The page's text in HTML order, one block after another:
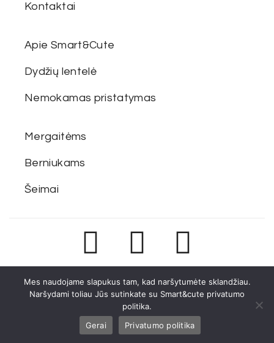
Kontaktai
Apie Smart&Cute
Dydžių lentelė
Nemokamas pristatymas
Mergaitėms
Berniukams
Šeimai
developed byOxadigit.lt
Mes naudojame slapukus tam, kad naršytumėte sklandžiau.
Naršydami toliau Jūs sutinkate su Smart&cute privatumo
politika.
Gerai
Privatumo politika